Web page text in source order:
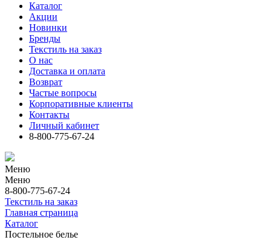
Каталог
Акции
Новинки
Бренды
Текстиль на заказ
О нас
Доставка и оплата
Возврат
Частые вопросы
Корпоративные клиенты
Контакты
Личный кабинет
8-800-775-67-24
Меню
Меню
8-800-775-67-24
Текстиль на заказ
Главная страница
Каталог
Постельное белье